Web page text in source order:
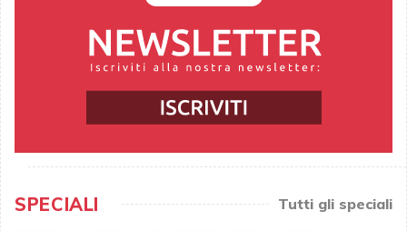
SPECIALI Tutti gli speciali